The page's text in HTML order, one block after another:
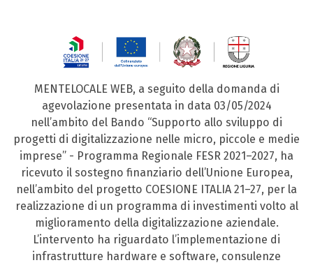
MENTELOCALE WEB, a seguito della domanda di
agevolazione presentata in data 03/05/2024
nell’ambito del Bando “Supporto allo sviluppo di
progetti di digitalizzazione nelle micro, piccole e medie
imprese” - Programma Regionale FESR 2021–2027, ha
ricevuto il sostegno finanziario dell’Unione Europea,
nell’ambito del progetto COESIONE ITALIA 21–27, per la
realizzazione di un programma di investimenti volto al
miglioramento della digitalizzazione aziendale.
L’intervento ha riguardato l’implementazione di
infrastrutture hardware e software, consulenze